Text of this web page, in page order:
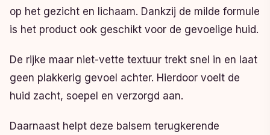
op het gezicht en lichaam. Dankzij de milde formule
is het product ook geschikt voor de gevoelige huid.
De rijke maar niet-vette textuur trekt snel in en laat
geen plakkerig gevoel achter. Hierdoor voelt de
huid zacht, soepel en verzorgd aan.
Daarnaast helpt deze balsem terugkerende